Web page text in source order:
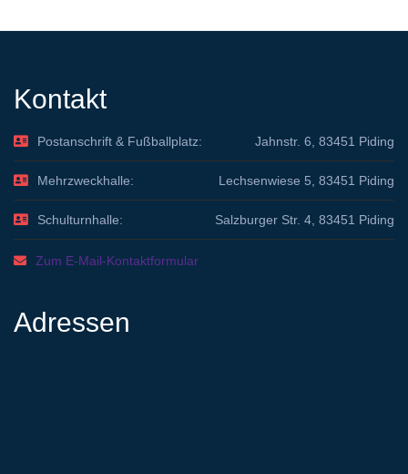
Kontakt
Postanschrift & Fußballplatz: Jahnstr. 6, 83451 Piding
Mehrzweckhalle: Lechsenwiese 5, 83451 Piding
Schulturnhalle: Salzburger Str. 4, 83451 Piding
Zum E-Mail-Kontaktformular
Adressen